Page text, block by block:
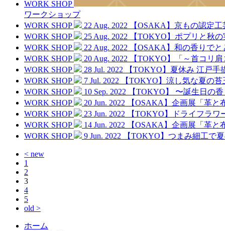
WORK SHOP
ワークショップ
WORK SHOP
22 Aug. 2022
【OSAKA】京もの認定
WORK SHOP
25 Aug. 2022
【TOKYO】ポプリと秋
WORK SHOP
22 Aug. 2022
【OSAKA】和の香りで
WORK SHOP
20 Aug. 2022
【TOKYO】「～首コリ
WORK SHOP
28 Jul. 2022
【TOKYO】夏休み 江戸
WORK SHOP
7 Jul. 2022
【TOKYO】涼し気な夏の
WORK SHOP
10 Sep. 2022
【TOKYO】 〜誕生日の
WORK SHOP
20 Jun. 2022
【OSAKA】企画展「革
WORK SHOP
23 Jun. 2022
【TOKYO】ドライフラ
WORK SHOP
14 Jun. 2022
【OSAKA】企画展「革
WORK SHOP
9 Jun. 2022 【TOKYO】つまみ細工で
< new
1
2
3
4
5
old >
ホーム